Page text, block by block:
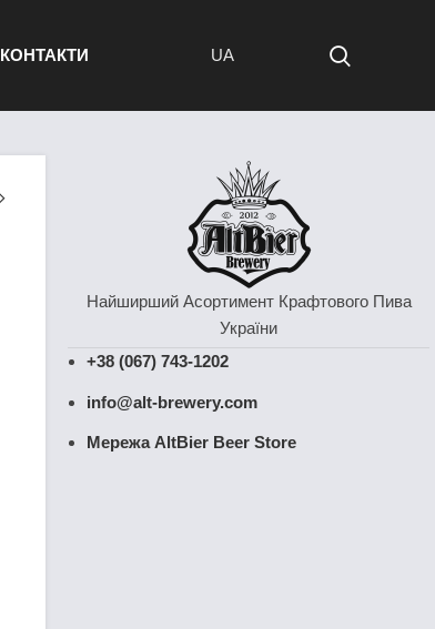
КОНТАКТИ UA
Найширший Асортимент Крафтового Пива
України
+38 (067) 743-1202
info@alt-brewery.com
Мережа AltBier Beer Store